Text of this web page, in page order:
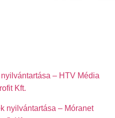
– HTV Média
Kft.
nyilvántartása – Móranet